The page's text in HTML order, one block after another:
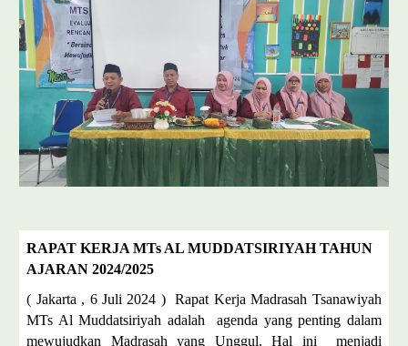
RAPAT KERJA MTs AL MUDDATSIRIYAH TAHUN
AJARAN 2024/2025
( Jakarta , 6 Juli 2024 ) Rapat Kerja Madrasah Tsanawiyah
MTs Al Muddatsiriyah adalah agenda yang penting dalam
mewujudkan Madrasah yang Unggul. Hal ini menjadi